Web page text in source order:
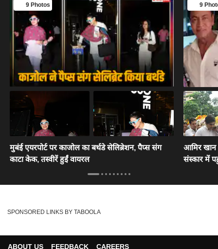
9 Photos
मुबंई एयरपोर्ट पर काजोल का बर्थडे सेलिब्रेशन, पैप्स संग
काटा केक, तस्वीरें हुईं वायरल
9
आमिर खान
संस्कार में
SPONSORED LINKS BY TABOOLA
ABOUT US FEEDBACK CAREERS